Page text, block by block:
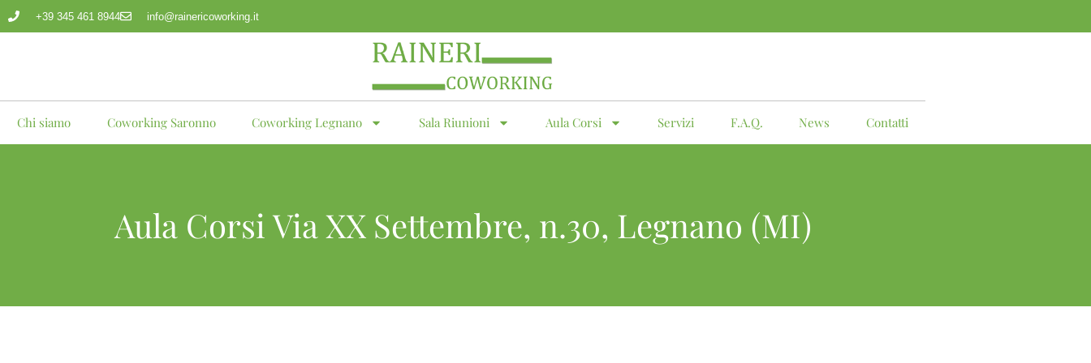
+39 345 461 8944 info@rainericoworking.it
Chi siamo Coworking Saronno Coworking Legnano Sala Riunioni Aula Corsi Servizi F.A.Q. News Contatti
Aula Corsi Via XX Settembre, n.30, Legnano (MI)